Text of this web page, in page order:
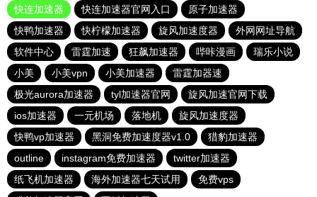
快连加速器
快连加速器官网入口
原子加速器
快鸭加速器
快柠檬加速器 旋风加速度器
外网网址导航
软件中心
雷霆加速 狂飙加速器 哔咔漫画
瑞乐小说
小美
小美vpn 小美加速器
雷霆加器速
极光aurora加速器
tyl加速器官网
旋风加速官网下载
ios加速器
一元机场 落地机
旋风加速度器
快鸭vp加速器
黑洞免费加速度器v1.0
猎豹加速器
outline
instagram免费加速器
twitter加速器
纸飞机加速器
海外加速器七天试用
免费vps